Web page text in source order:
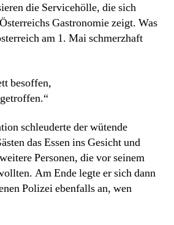
die Servicehölle, die sich
Gastronomie zeigt. Was
am 1. Mai schmerzhaft
besoffen,
schleuderte der wütende
das Essen ins Gesicht und
Personen, die vor seinem
Am Ende legte er sich dann
Polizei ebenfalls an, wen